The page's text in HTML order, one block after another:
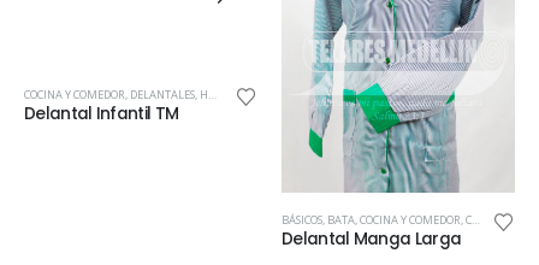
COCINA Y COMEDOR, DELANTALES, HOGAR
Delantal Infantil TM
BÁSICOS, BATA,COCINA Y COMEDOR,COLEGIO ,
Delantal Manga Larga